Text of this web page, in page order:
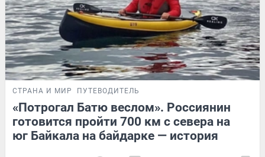
СТРАНА И МИР ПУТЕВОДИТЕЛЬ
«Потрогал Батю веслом». Россиянин
готовится пройти 700 км с севера на
юг Байкала на байдарке — история